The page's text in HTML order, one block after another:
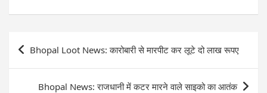
Post
navigation
Bhopal Loot News: कारोबारी से मारपीट कर लूटे दो लाख रूपए
Bhopal News: राजधानी में कटर मारने वाले साइको का आतंक